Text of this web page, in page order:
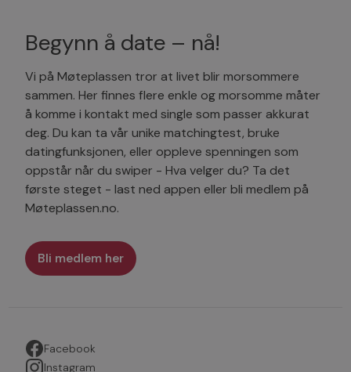
Begynn å date – nå!
Vi på Møteplassen tror at livet blir morsommere
sammen. Her finnes flere enkle og morsomme måter
å komme i kontakt med single som passer akkurat
deg. Du kan ta vår unike matchingtest, bruke
datingfunksjonen, eller oppleve spenningen som
oppstår når du swiper - Hva velger du? Ta det
første steget - last ned appen eller bli medlem på
Møteplassen.no.
Bli medlem her
Facebook
Instagram